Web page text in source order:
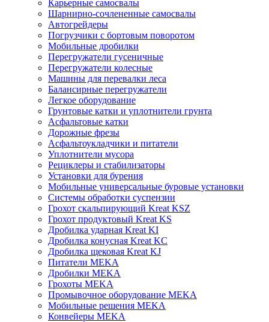
Карьерные самосвалы
Шарнирно-сочлененные cамосвалы
Автогрейдеры
Погрузчики с бортовым поворотом
Мобильные дробилки
Перегружатели гусеничные
Перегружатели колесные
Машины для перевалки леса
Балансирные перегружатели
Легкое оборудование
Грунтовые катки и уплотнители грунта
Асфальтовые катки
Дорожные фрезы
Асфальтоукладчики и питатели
Уплотнители мусора
Рециклеры и стабилизаторы
Установки для бурения
Мобильные универсальные буровые установки
Системы обработки суспензии
Грохот скальпирующий Kreat KSZ
Грохот продуктовый Kreat KS
Дробилка ударная Kreat KI
Дробилка конусная Kreat KC
Дробилка щековая Kreat KJ
Питатели MEKA
Дробилки MEKA
Грохоты MEKA
Промывочное оборудование MEKA
Мобильные решения MEKA
Конвейеры MEKA